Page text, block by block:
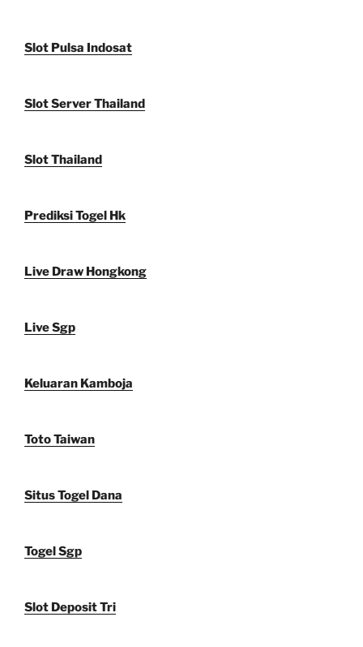
Slot Pulsa Indosat
Slot Server Thailand
Slot Thailand
Prediksi Togel Hk
Live Draw Hongkong
Live Sgp
Keluaran Kamboja
Toto Taiwan
Situs Togel Dana
Togel Sgp
Slot Deposit Tri